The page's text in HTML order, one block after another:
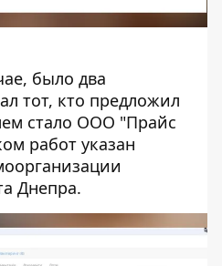
было два
тот, кто предложил
стало ООО "Прайс
работ указан
Днепра.